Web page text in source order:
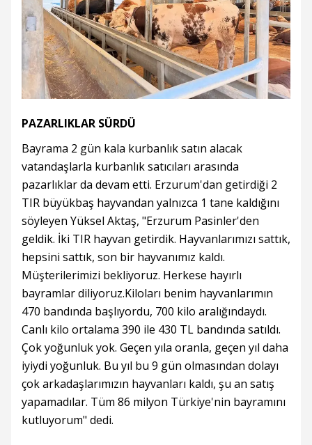
PAZARLIKLAR SÜRDÜ
Bayrama 2 gün kala kurbanlık satın alacak
vatandaşlarla kurbanlık satıcıları arasında
pazarlıklar da devam etti. Erzurum'dan getirdiği 2
TIR büyükbaş hayvandan yalnızca 1 tane kaldığını
söyleyen Yüksel Aktaş, "Erzurum Pasinler'den
geldik. İki TIR hayvan getirdik. Hayvanlarımızı sattık,
hepsini sattık, son bir hayvanımız kaldı.
Müşterilerimizi bekliyoruz. Herkese hayırlı
bayramlar diliyoruz.Kiloları benim hayvanlarımın
470 bandında başlıyordu, 700 kilo aralığındaydı.
Canlı kilo ortalama 390 ile 430 TL bandında satıldı.
Çok yoğunluk yok. Geçen yıla oranla, geçen yıl daha
iyiydi yoğunluk. Bu yıl bu 9 gün olmasından dolayı
çok arkadaşlarımızın hayvanları kaldı, şu an satış
yapamadılar. Tüm 86 milyon Türkiye'nin bayramını
kutluyorum" dedi.